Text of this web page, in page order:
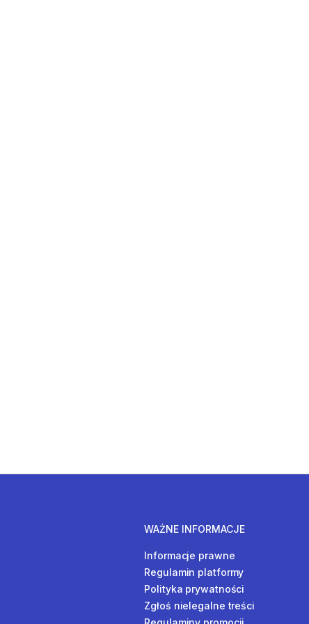
WAŻNE INFORMACJE
Informacje prawne
Regulamin platformy
Polityka prywatności
Zgłoś nielegalne treści